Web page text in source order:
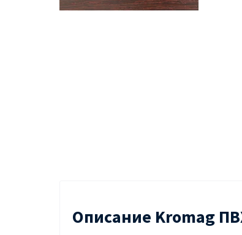
Описание Kromag